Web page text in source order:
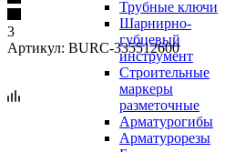
Трубные ключи
Шарнирно-
губцевый
инструмент
Строительные
маркеры
разметочные
Арматурогибы
Арматурорезы
3
Артикул: BURC-335512600